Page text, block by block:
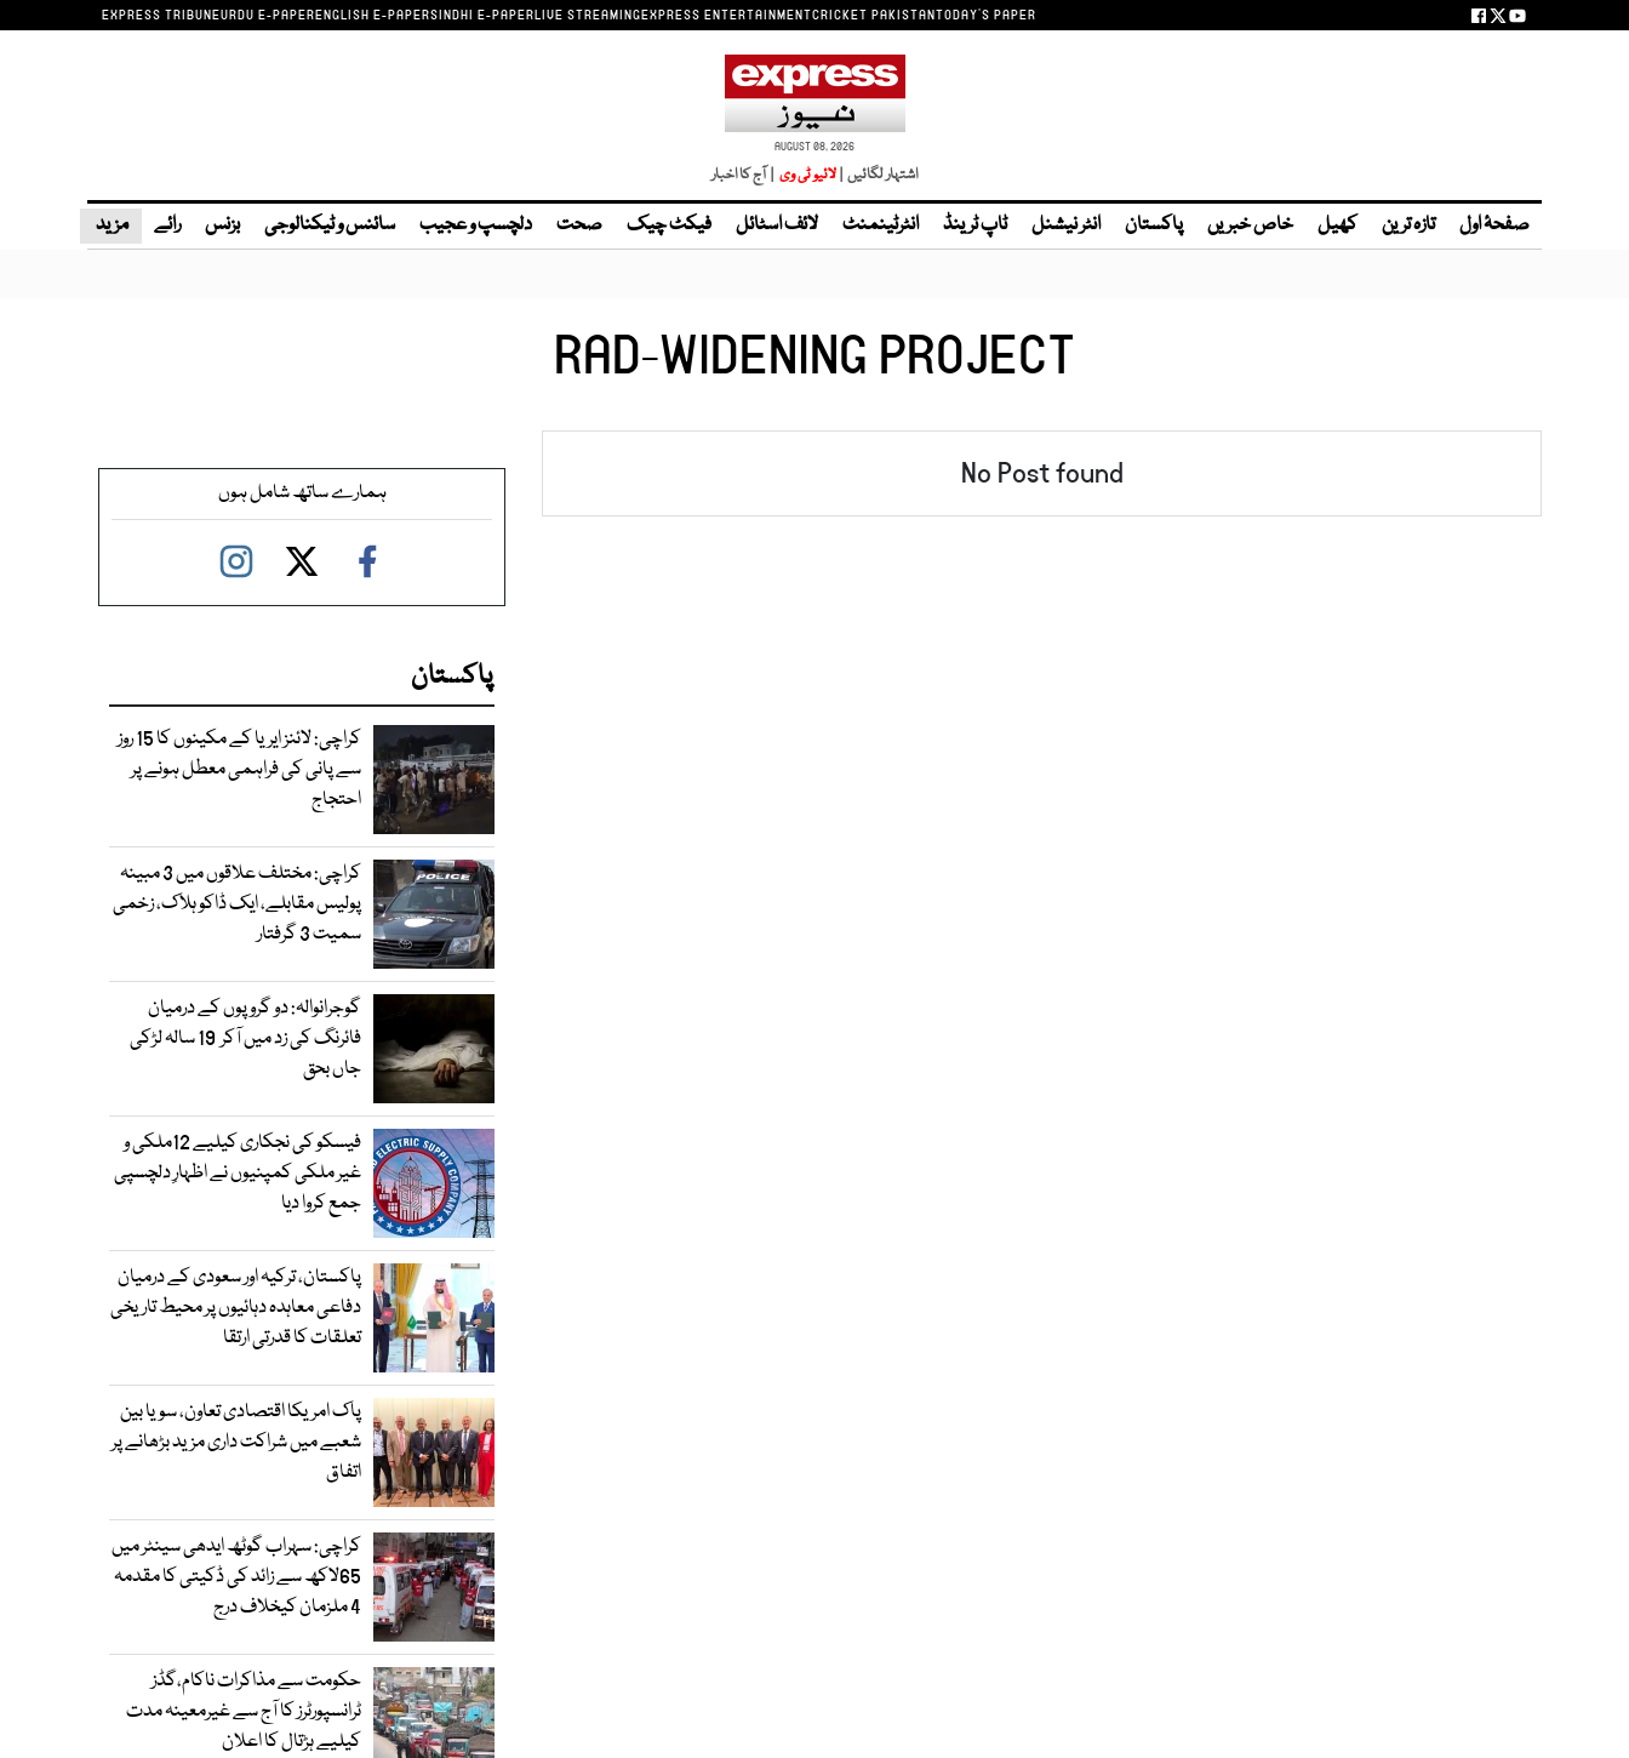
EXPRESS TRIBUNEURDU E-PAPERENGLISH E-PAPERSINDHI E-PAPERLIVE STREAMINGEXPRESS ENTERTAINMENTCRICKET PAKISTANTODAY'S PAPER
AUGUST 08, 2026
اشتہار لگائیں |لائیو ٹی وی | آج کا اخبار
صفحۂ اول تازہ ترین کھیل خاص خبریں پاکستان انٹر نیشنل ٹاپ ٹرینڈ انٹرٹینمنٹ لائف اسٹائل فیکٹ چیک صحت دلچسپ و عجیب سائنس و ٹیکنالوجی بزنس رائے مزید
RAD-WIDENING PROJECT
No Post found ہمارے ساتھ شامل ہوں
پاکستان
کراچی: لائنز ایریا کے مکینوں کا 15 روز
سے پانی کی فراہمی معطل ہونے پر
احتجاج
کراچی: مختلف علاقوں میں 3 مبینہ
پولیس مقابلے، ایک ڈاکو ہلاک، زخمی
سمیت 3 گرفتار
گوجرانوالہ: دو گروپوں کے درمیان
فائرنگ کی زد میں آکر 19 سالہ لڑکی
جاں بحق
فیسکو کی نجکاری کیلیے 12ملکی و
غیر ملکی کمپنیوں نے اظہارِ دلچسپی
جمع کروا دیا
پاکستان، ترکیہ اور سعودی کے درمیان
دفاعی معاہدہ دہائیوں پر محیط تاریخی
تعلقات کا قدرتی ارتقا
پاک امریکا اقتصادی تعاون، سویا بین
شعبے میں شراکت داری مزید بڑھانے پر
اتفاق
کراچی: سہراب گوٹھ ایدھی سینٹر میں
65لاکھ سے زائد کی ڈکیتی کا مقدمہ
4 ملزمان کیخلاف درج
حکومت سے مذاکرات ناکام،گڈز
ٹرانسپورٹرز کا آج سے غیرمعینہ مدت
کیلیے ہڑتال کا اعلان